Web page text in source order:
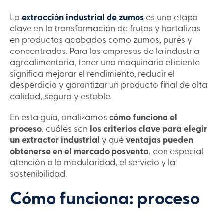
La extracción industrial de zumos es una etapa
clave en la transformación de frutas y hortalizas
en productos acabados como zumos, purés y
concentrados. Para las empresas de la industria
agroalimentaria, tener una maquinaria eficiente
significa mejorar el rendimiento, reducir el
desperdicio y garantizar un producto final de alta
calidad, seguro y estable.
En esta guía, analizamos cómo funciona el
proceso, cuáles son los criterios clave para elegir
un extractor industrial y qué ventajas pueden
obtenerse en el mercado posventa, con especial
atención a la modularidad, el servicio y la
sostenibilidad.
Cómo funciona: proceso